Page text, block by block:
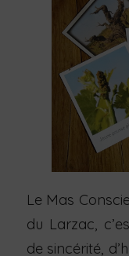
Le Mas
du Larzac,
de sincérité,